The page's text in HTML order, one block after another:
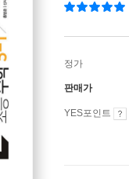
정가
판매가
YES포인트